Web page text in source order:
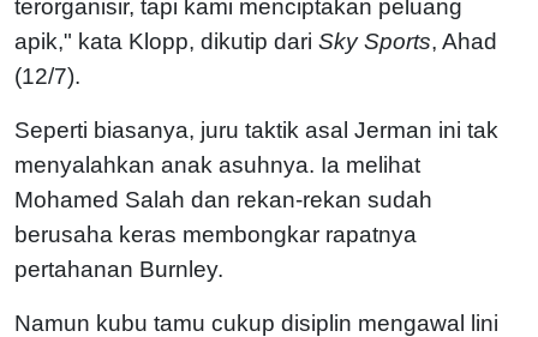
terorganisir, tapi kami menciptakan peluang
apik," kata Klopp, dikutip dari Sky Sports, Ahad
(12/7).
Seperti biasanya, juru taktik asal Jerman ini tak
menyalahkan anak asuhnya. Ia melihat
Mohamed Salah dan rekan-rekan sudah
berusaha keras membongkar rapatnya
pertahanan Burnley.
Namun kubu tamu cukup disiplin mengawal lini